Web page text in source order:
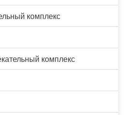
комплекс
комплекс